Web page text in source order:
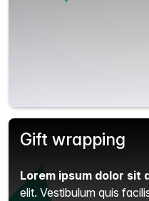
Gift wrapping
Lorem ipsum dolor sit
elit. Vestibulum quis